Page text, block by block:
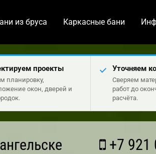
из бруса Каркасные бани
проекты
планировку,
окон, дверей и
Уточняем
Сверяем
работ до
расчёта.
+7 921